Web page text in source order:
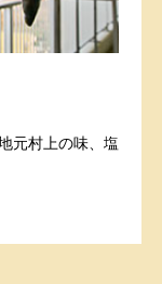
元村上の味、塩